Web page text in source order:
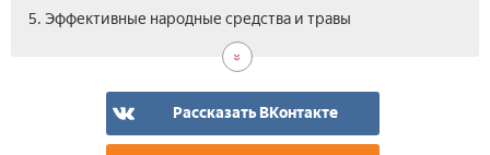
5. Эффективные народные средства и травы
Рассказать ВКонтакте